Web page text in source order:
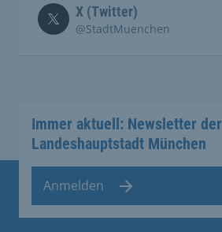
X (Twitter)
@StadtMuenchen
Immer aktuell: Newsletter der
Landeshauptstadt München
Anmelden